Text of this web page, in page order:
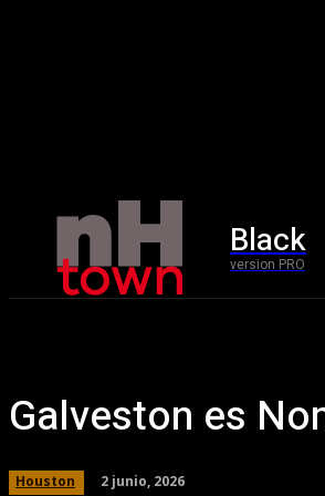
Black
version PRO
Galveston es
Houston 2 junio, 2026